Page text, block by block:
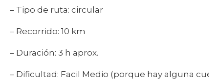
– Tipo de ruta: circular
– Recorrido: 10 km
– Duración: 3 h aprox.
– Dificultad: Facil Medio (porque hay alguna